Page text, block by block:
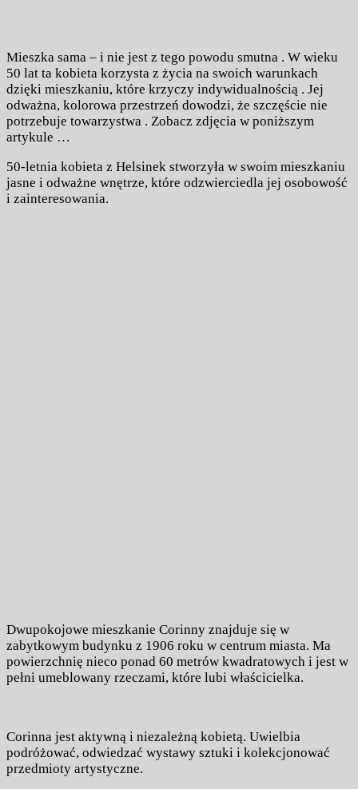
Mieszka sama – i nie jest z tego powodu smutna . W wieku
50 lat ta kobieta korzysta z życia na swoich warunkach
dzięki mieszkaniu, które krzyczy indywidualnością . Jej
odważna, kolorowa przestrzeń dowodzi, że szczęście nie
potrzebuje towarzystwa . Zobacz zdjęcia w poniższym
artykule …
50-letnia kobieta z Helsinek stworzyła w swoim mieszkaniu
jasne i odważne wnętrze, które odzwierciedla jej osobowość
i zainteresowania.
Dwupokojowe mieszkanie Corinny znajduje się w
zabytkowym budynku z 1906 roku w centrum miasta. Ma
powierzchnię nieco ponad 60 metrów kwadratowych i jest w
pełni umeblowany rzeczami, które lubi właścicielka.
Corinna jest aktywną i niezależną kobietą. Uwielbia
podróżować, odwiedzać wystawy sztuki i kolekcjonować
przedmioty artystyczne.